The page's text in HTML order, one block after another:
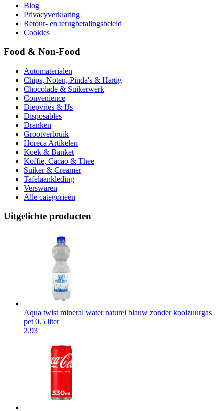
Blog
Privacyverklaring
Retour- en terugbetalingsbeleid
Cookies
Food & Non-Food
Automaterialen
Chips, Noten, Pinda's & Hartig
Chocolade & Suikerwerk
Convenience
Diepvries & IJs
Disposables
Dranken
Grootverbruik
Horeca Artikelen
Koek & Banket
Koffie, Cacao & Thee
Suiker & Creamer
Tafelaankleding
Verswaren
Alle categorieën
Uitgelichte producten
Aqua twist mineral water naturel blauw zonder koolzuurgas
pet 0.5 liter
2,93